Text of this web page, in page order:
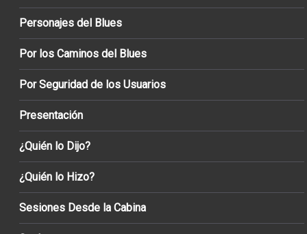
Personajes del Blues
Por los Caminos del Blues
Por Seguridad de los Usuarios
Presentación
¿Quién lo Dijo?
¿Quién lo Hizo?
Sesiones Desde la Cabina